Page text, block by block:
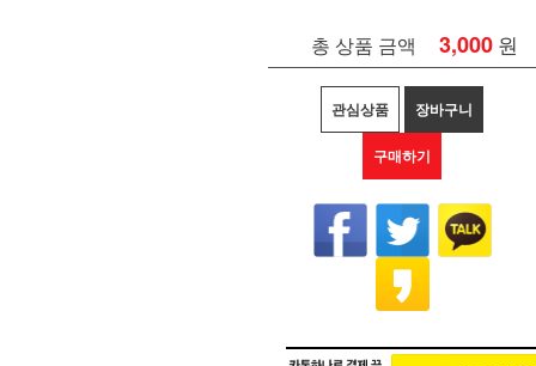
총 상품 금액 3,000 원
관심상품 장바구니
구매하기